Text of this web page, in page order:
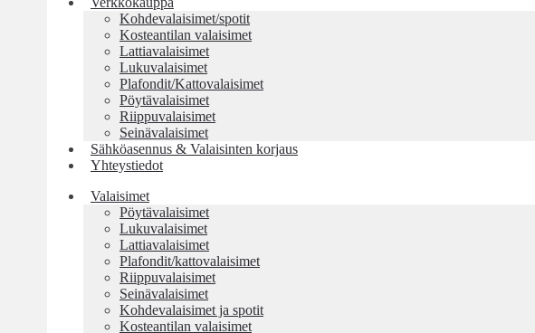
Kohdevalaisimet/spotit
Kosteantilan valaisimet
Lattiavalaisimet
Lukuvalaisimet
Plafondit/Kattovalaisimet
Pöytävalaisimet
Riippuvalaisimet
Seinävalaisimet
Sähköasennus & Valaisinten korjaus
Yhteystiedot
Valaisimet
Pöytävalaisimet
Lukuvalaisimet
Lattiavalaisimet
Plafondit/kattovalaisimet
Riippuvalaisimet
Seinävalaisimet
Kohdevalaisimet ja spotit
Kosteantilan valaisimet